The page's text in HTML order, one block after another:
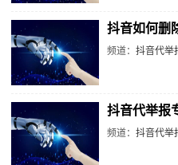
抖音如何删
频道： 抖音代举
抖音代举报
频道： 抖音代举